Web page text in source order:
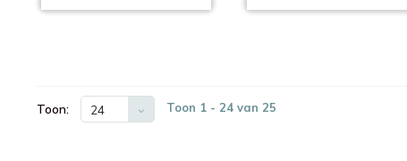
Toon: 24 Toon 1 - 24 van 25